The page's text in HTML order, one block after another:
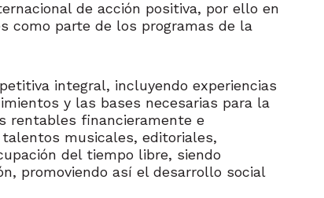
de acción positiva, por ello en
como parte de los programas de la
integral, incluyendo experiencias
y las bases necesarias para la
rentables financieramente e
musicales, editoriales,
del tiempo libre, siendo
promoviendo así el desarrollo social